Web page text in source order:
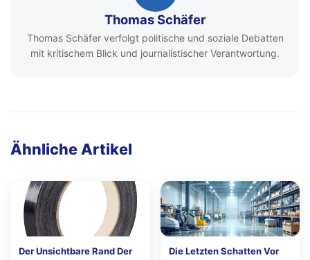
Thomas Schäfer
Thomas Schäfer verfolgt politische und soziale Debatten
mit kritischem Blick und journalistischer Verantwortung.
Ähnliche Artikel
Der Unsichtbare Rand Der
Die Letzten Schatten Vor